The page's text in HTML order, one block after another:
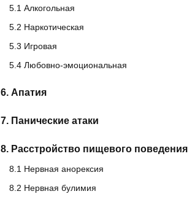
5.1 Алкогольная
5.2 Наркотическая
5.3 Игровая
5.4 Любовно-эмоциональная
6. Апатия
7. Панические атаки
8. Расстройство пищевого поведения
8.1 Нервная анорексия
8.2 Нервная булимия